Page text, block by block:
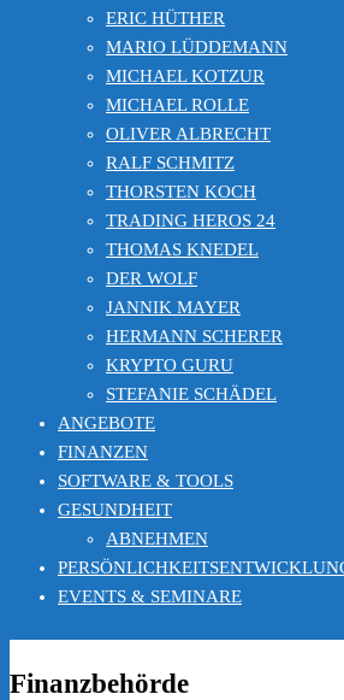
ERIC HÜTHER
MARIO LÜDDEMANN
MICHAEL KOTZUR
MICHAEL ROLLE
OLIVER ALBRECHT
RALF SCHMITZ
THORSTEN KOCH
TRADING HEROS 24
THOMAS KNEDEL
DER WOLF
JANNIK MAYER
HERMANN SCHERER
KRYPTO GURU
STEFANIE SCHÄDEL
ANGEBOTE
FINANZEN
SOFTWARE & TOOLS
GESUNDHEIT
ABNEHMEN
EVENTS & SEMINARE
Finanzbehörde